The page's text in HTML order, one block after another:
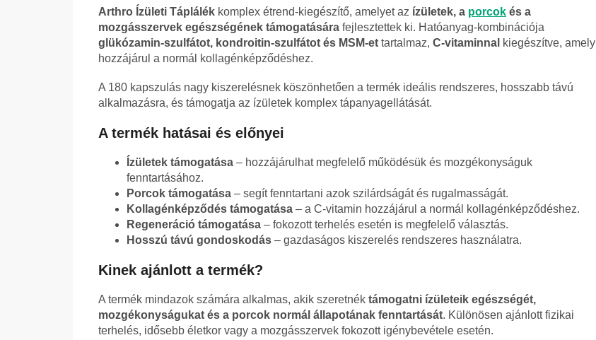
Arthro Ízületi Táplálék komplex étrend-kiegészítő, amelyet az ízületek, a porcok és a
mozgásszervek egészségének támogatására fejlesztettek ki. Hatóanyag-kombinációja
glükózamin-szulfátot, kondroitin-szulfátot és MSM-et tartalmaz, C-vitaminnal kiegészítve, amely
hozzájárul a normál kollagénképződéshez.
A 180 kapszulás nagy kiszerelésnek köszönhetően a termék ideális rendszeres, hosszabb távú
alkalmazásra, és támogatja az ízületek komplex tápanyagellátását.
A termék hatásai és előnyei
Ízületek támogatása – hozzájárulhat megfelelő működésük és mozgékonyságuk
fenntartásához.
Porcok támogatása – segít fenntartani azok szilárdságát és rugalmasságát.
Kollagénképződés támogatása – a C-vitamin hozzájárul a normál kollagénképződéshez.
Regeneráció támogatása – fokozott terhelés esetén is megfelelő választás.
Hosszú távú gondoskodás – gazdaságos kiszerelés rendszeres használatra.
Kinek ajánlott a termék?
A termék mindazok számára alkalmas, akik szeretnék támogatni ízületeik egészségét,
mozgékonyságukat és a porcok normál állapotának fenntartását. Különösen ajánlott fizikai
terhelés, idősebb életkor vagy a mozgásszervek fokozott igénybevétele esetén.